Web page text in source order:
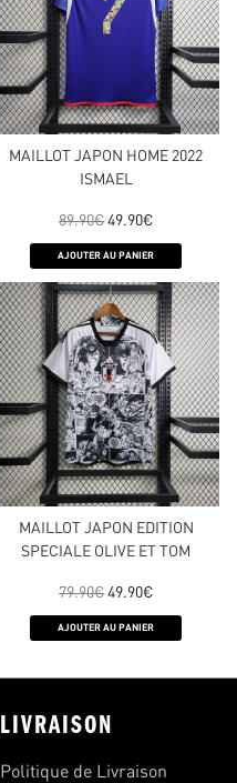
MAILLOT JAPON HOME 2022
ISMAEL
89.90€ 49.90€
AJOUTER AU PANIER
MAILLOT JAPON EDITION
SPECIALE OLIVE ET TOM
79.90€ 49.90€
AJOUTER AU PANIER
LIVRAISON
Politique de Livraison